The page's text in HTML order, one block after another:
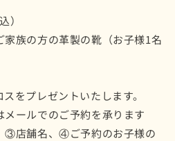
）
族の方の革製の靴（お子様1名
をプレゼントいたします。
ールでのご予約を承ります
③店舗名、④ご予約のお子様の